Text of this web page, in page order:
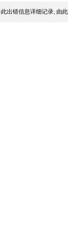
出错信息详细记录, 由